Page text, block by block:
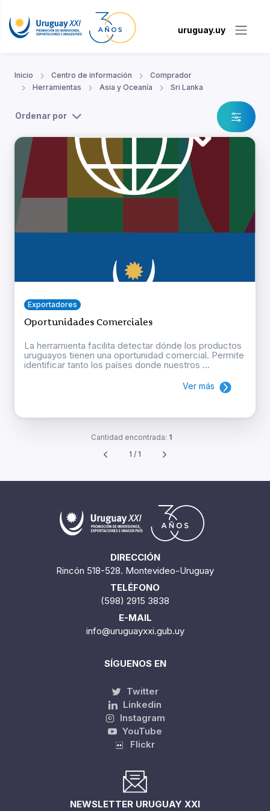
uruguay.uy
Inicio Centro de información
Comprador
Herramientas
Asia y Oceanía Sri Lanka
Ordenar por
Exportadores
Oportunidades Comerciales
La herramienta facilita detectar dónde los productos
uruguayos tienen una oportunidad comercial. Permite
identificar tanto los países donde nuestros ...
Ver más
Cantidad encontrada: 1
1 / 1
DIRECCIÓN
Rincón 518-528. Montevideo-Uruguay
TELÉFONO
(598) 2915 3838
E-MAIL
info@uruguayxxi.gub.uy
SÍGUENOS EN
Twitter
Linkedin
Instagram
YouTube
Flickr
NEWSLETTER URUGUAY XXI